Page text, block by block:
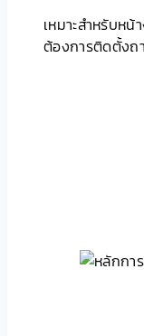
เหมาะสำหรับหน้
ต้องการติดตั้งถ